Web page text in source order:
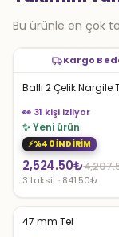
Bu ürünle en çok
Kargo
Ballı 2 Çelik Nargile
👀 31 kişi izliyor
✨ Yeni ürün
%40 İNDİRİM
Orijinal
fiyat:
4,207.50₺.
2,524.50₺
Şu
andaki
fiyat:
2,524.50₺.
3 taksit · 841.50₺
47 mm Tel